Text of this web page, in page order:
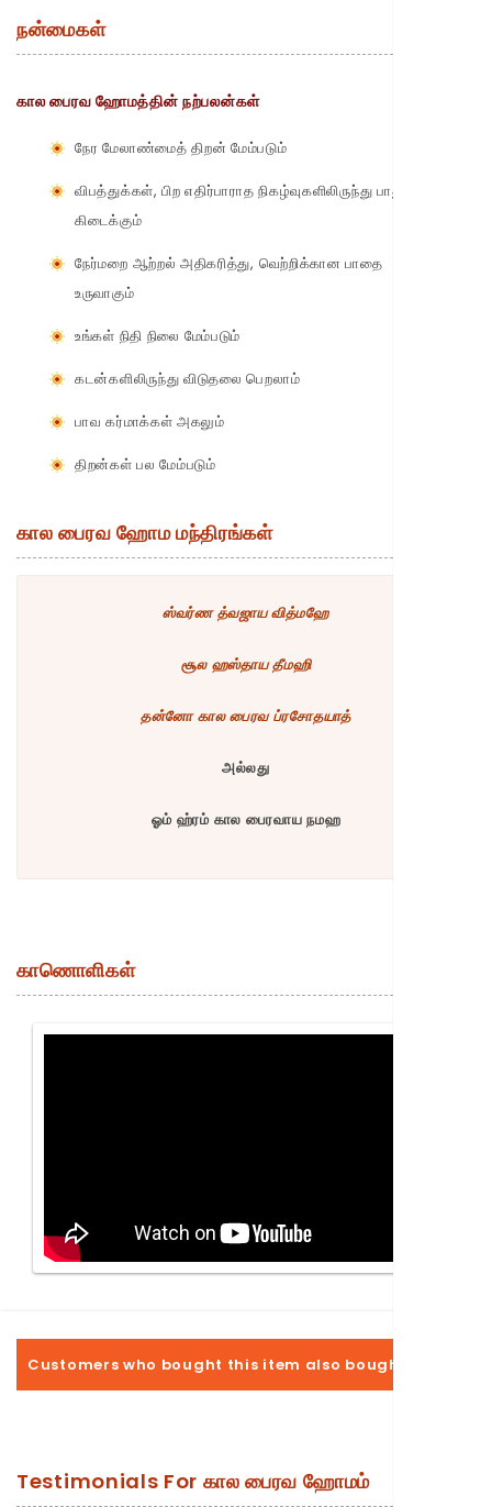
நன்மைகள்
கால பைரவ ஹோமத்தின் நற்பலன்கள்
நேர மேலாண்மைத் திறன் மேம்படும்
விபத்துக்கள், பிற எதிர்பாராத நிகழ்வுகளிலிருந்து பாதுகாப்பு
கிடைக்கும்
நேர்மறை ஆற்றல் அதிகரித்து, வெற்றிக்கான பாதை
உருவாகும்
உங்கள் நிதி நிலை மேம்படும்
கடன்களிலிருந்து விடுதலை பெறலாம்
பாவ கர்மாக்கள் அகலும்
திறன்கள் பல மேம்படும்
கால பைரவ ஹோம மந்திரங்கள்
ஸ்வர்ண த்வஜாய வித்மஹே
சூல ஹஸ்தாய தீமஹி
தன்னோ கால பைரவ ப்ரசோதயாத்
அல்லது
ஓம் ஹ்ரம் கால பைரவாய நமஹ
காணொளிகள்
Customers who bought this item also bought
Testimonials For கால பைரவ ஹோமம்